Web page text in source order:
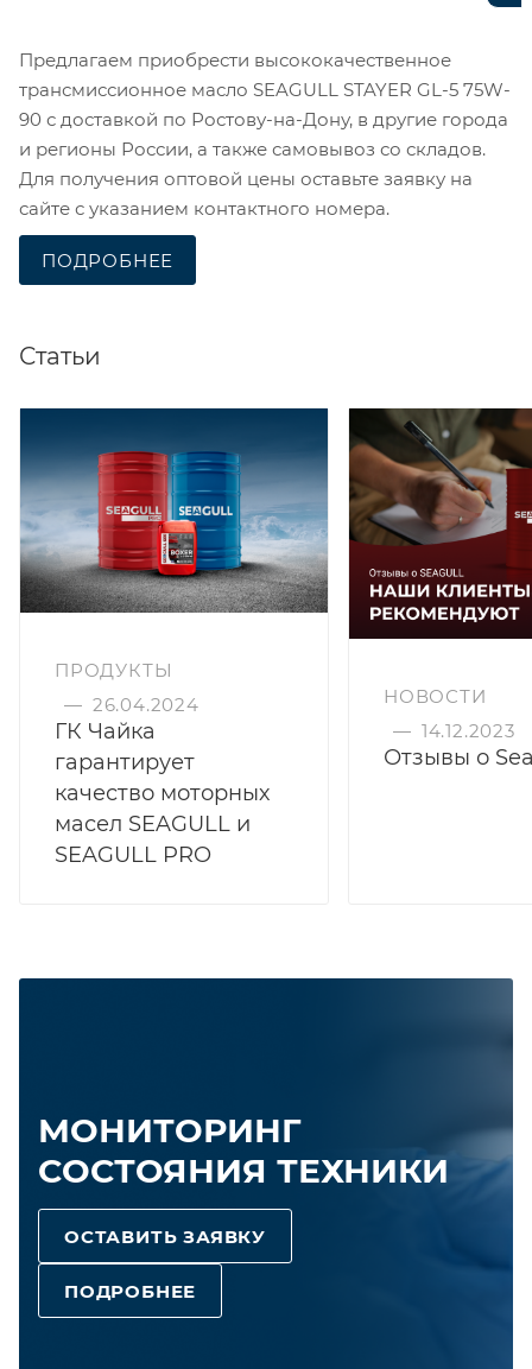
Предлагаем приобрести высококачественное
трансмиссионное масло SEAGULL STAYER GL-5 75W-
90 с доставкой по Ростову-на-Дону, в другие города
и регионы России, а также самовывоз со складов.
Для получения оптовой цены оставьте заявку на
сайте с указанием контактного номера.
ПОДРОБНЕЕ
Статьи
ПРОДУКТЫ
— 26.04.2024
ГК Чайка
гарантирует
качество моторных
масел SEAGULL и
SEAGULL PRO
НОВОСТИ
— 14.12.2023
Отзывы о
МОНИТОРИНГ
СОСТОЯНИЯ ТЕХНИКИ
ОСТАВИТЬ ЗАЯВКУ
ПОДРОБНЕЕ